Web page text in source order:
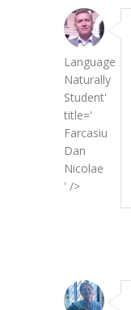
Language
Naturally
Student'
title='
Farcasiu
Dan
Nicolae
' />